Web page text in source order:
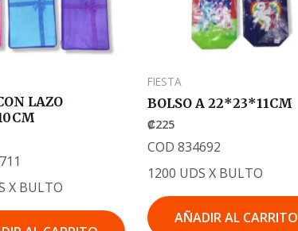
LAZO
X BULTO
FIESTA
BOLSO A 22*23*11CM
₡225
COD 834692
1200 UDS X BULTO
AÑADIR AL CARRITO